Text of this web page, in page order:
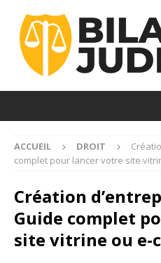
ACCUEIL DROIT
complet pour lancer votre site
Création
Guide complet
site vitrine ou e-